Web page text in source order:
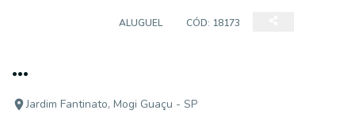
ALUGUEL CÓD: 18173
...
Jardim Fantinato, Mogi Guaçu - SP